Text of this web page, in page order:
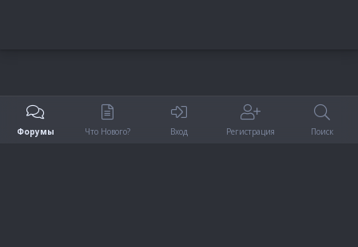
Форумы Что Нового? Вход Регистрация Поиск